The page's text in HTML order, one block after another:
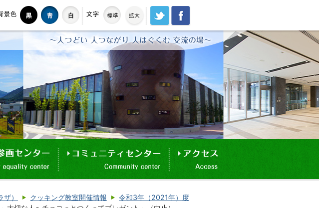
） クッキング教室開催情報
令和3年（2021年）度